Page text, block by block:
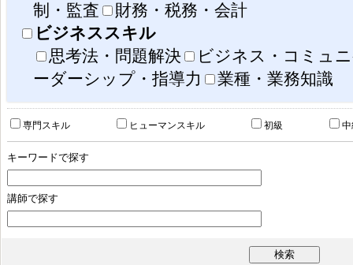
制・監査
財務・税務・会計
ビジネススキル
思考法・問題解決
ビジネス・コミュ
ーダーシップ・指導力
業種・業務知識
事業戦略策定・事業戦略評価
IS戦略策定・IS戦略評価・IS企画・IS企画評価
IS戦略実行マネジメント・プロジェクトマネジメント
IS活用
IS運用
共通業務（契約
人材育成、資産
社会の変化 顧客価値の変化 競争環境の変化
社会におけるデータ
AI
専門スキル ヒューマンスキル 初級
キーワードで探す
講師で探す